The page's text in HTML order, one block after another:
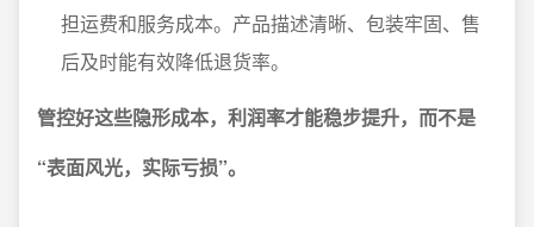
担运费和服务成本。产品描述清晰、包装牢固、售
后及时能有效降低退货率。
管控好这些隐形成本，利润率才能稳步提升，而不是
“表面风光，实际亏损”。